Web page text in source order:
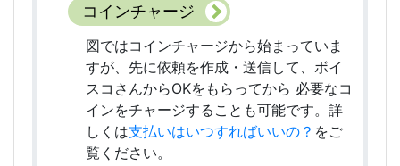
コインチャージ
図ではコインチャージから始まっていま
すが、先に依頼を作成・送信して、ボイ
スコさんからOKをもらってから 必要なコ
インをチャージすることも可能です。詳
しくは支払いはいつすればいいの？ をご
覧ください。